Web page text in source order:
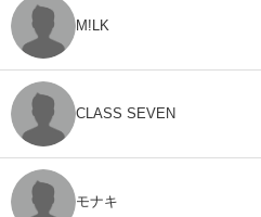
M!LK
CLASS SEVEN
モナキ